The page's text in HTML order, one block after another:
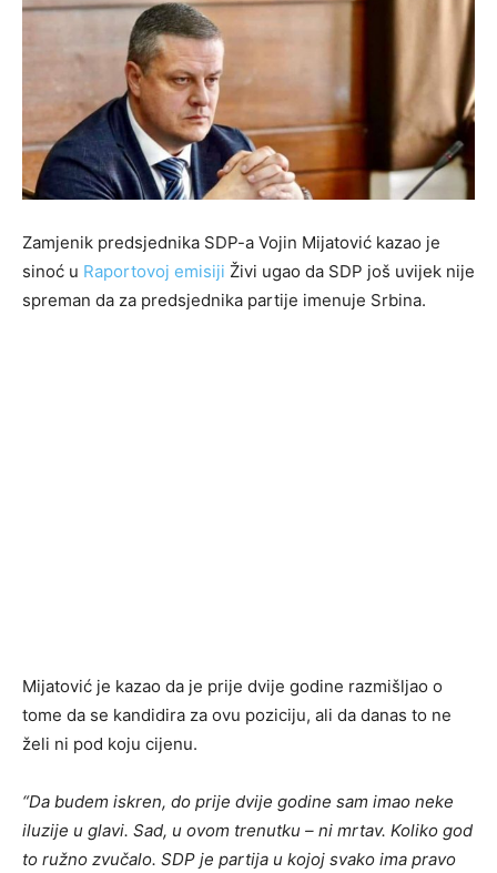
Zamjenik predsjednika SDP-a Vojin Mijatović kazao je
sinoć u Raportovoj emisiji Živi ugao da SDP još uvijek nije
spreman da za predsjednika partije imenuje Srbina.
Mijatović je kazao da je prije dvije godine razmišljao o
tome da se kandidira za ovu poziciju, ali da danas to ne
želi ni pod koju cijenu.
“Da budem iskren, do prije dvije godine sam imao neke
iluzije u glavi. Sad, u ovom trenutku – ni mrtav. Koliko god
to ružno zvučalo. SDP je partija u kojoj svako ima pravo